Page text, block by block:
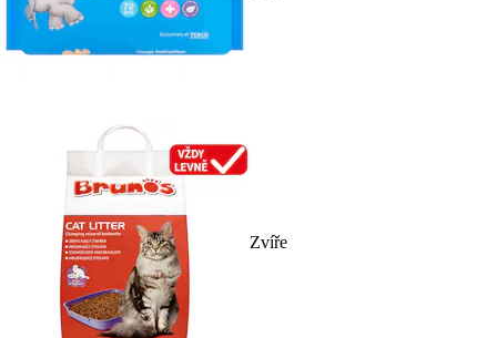
Zvíře